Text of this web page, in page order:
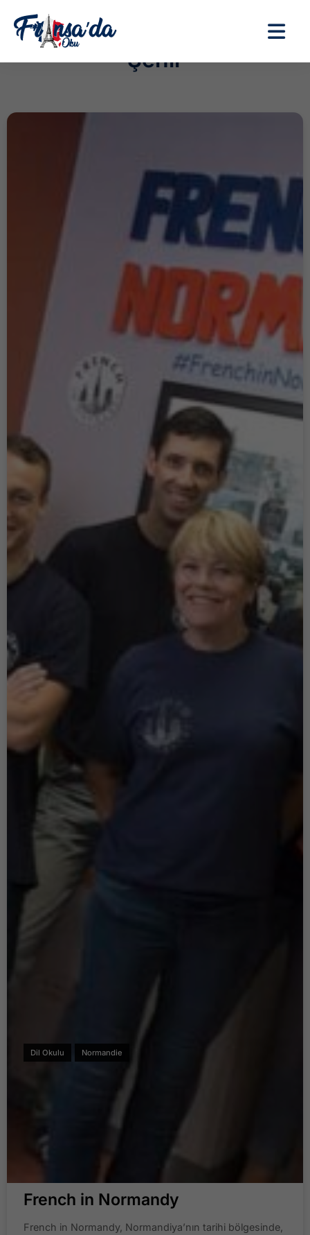
Şehir
Dil Okulu Normandie
French in Normandy
French in Normandy, Normandiya’nın tarihi bölgesinde,